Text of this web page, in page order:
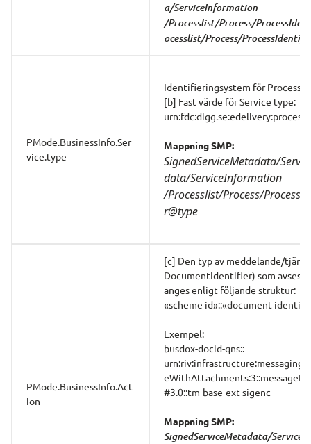
a/ServiceInformation
/Processlist/Process/
ocesslist/Process/
PMode.BusinessInfo.Ser
vice.type
Identifieringsystem för Process-
[b] Fast värde för Service type:
urn:fdc:digg.se:edelivery:process
Mappning SMP:
SignedServiceMetadata/
data/ServiceInformation
/Processlist/Process/
r@type
PMode.BusinessInfo.Act
ion
[c] Den typ av meddelande/tjänst
DocumentIdentifier) som avses,
anges enligt följande struktur:
«scheme id»::«document
Exempel:
busdox-docid-qns::
#3.0::tm-base-ext-sigenc
Mappning SMP:
SignedServiceMetadata/